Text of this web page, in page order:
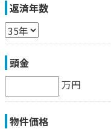
返済年数
頭金
万円
物件価格